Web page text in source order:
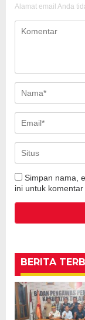
Alamat email Anda
Simpan nama,
ini untuk
BERITA